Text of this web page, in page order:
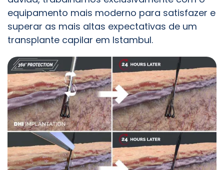
equipamento mais moderno para satisfazer e
superar as mais altas expectativas de um
transplante capilar em Istambul.